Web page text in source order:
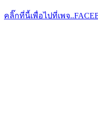
คลิ๊กที่นี้เพื่อไปที่เพจ